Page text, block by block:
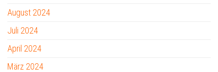
August 2024
Juli 2024
April 2024
März 2024